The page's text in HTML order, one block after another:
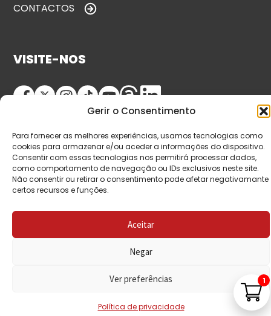
Gerir o Consentimento
Para fornecer as melhores experiências, usamos tecnologias como
cookies para armazenar e/ou aceder a informações do dispositivo.
Consentir com essas tecnologias nos permitirá processar dados,
como comportamento de navegação ou IDs exclusivos neste site.
Não consentir ou retirar o consentimento pode afetar negativamante
certos recursos e funções.
Aceitar
Negar
Ver preferências
Política de privacidade
CONTACTOS
VISITE-NOS
© Copyright 2026 Saída de Emergência. Todos os
direitos reservados.
1